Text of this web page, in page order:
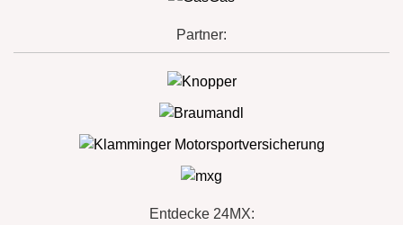
Partner:
Entdecke 24MX: